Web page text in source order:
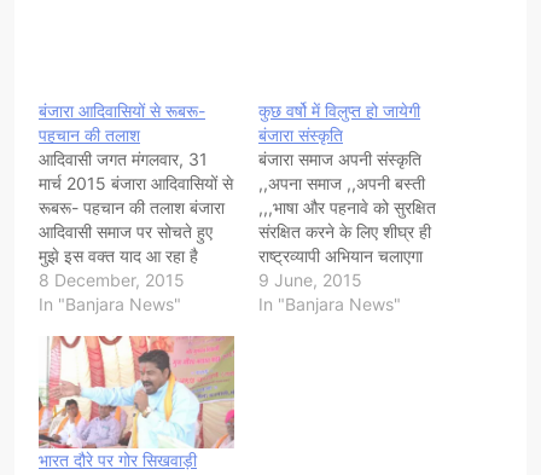
बंजारा आदिवासियों से रूबरू-
पहचान की तलाश
आदिवासी जगत मंगलवार, 31
मार्च 2015 बंजारा आदिवासियों से
रूबरू- पहचान की तलाश बंजारा
आदिवासी समाज पर सोचते हुए
मुझे इस वक्त याद आ रहा है
बंगलुरु जब वहां अखिल भारतीय
बंजारा भाषा सेमिनार आयोजित
प्रतिष्ठित बुद्धिजीवियों से मेरा
परिचय वहीँ हुआ था. वैसे…
8 December, 2015
In "Banjara News"
कुछ वर्षो में विलुप्त हो जायेगी
बंजारा संस्कृति
बंजारा समाज अपनी संस्कृति
,,अपना समाज ,,अपनी बस्ती
,,,भाषा और पहनावे को सुरक्षित
संरक्षित करने के लिए शीघ्र ही
राष्ट्रव्यापी अभियान चलाएगा
,,,यह निर्णय दिल्ली में आयोजित
बंजारा समाज के प्रबुद्ध
9 June, 2015
In "Banjara News"
भारत दौरे पर गोर सिखवाड़ी